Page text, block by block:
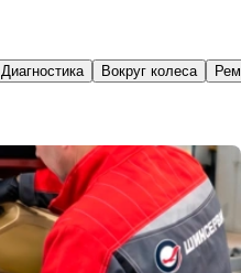
Диагностика Вокруг колеса